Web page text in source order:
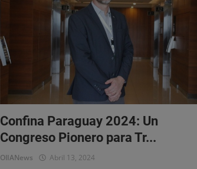
Confina Paraguay 2024: Un
Congreso Pionero para Tr...
OlIANews Abril 13, 2024